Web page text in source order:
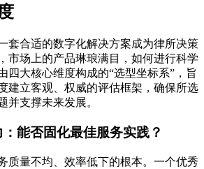
套合适的数字化解决方案成为律所决策
市场上的产品琳琅满目，如何进行科学
四大核心维度构成的“选型坐标系”，旨
建立客观、权威的评估框架，确保所选
并支撑未来发展。
能否固化最佳服务实践？
质量不均、效率低下的根本。一个优秀